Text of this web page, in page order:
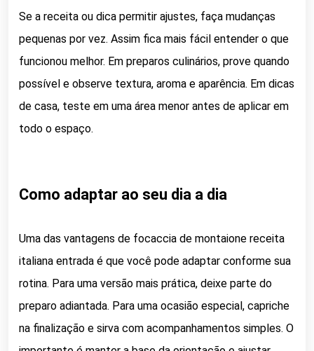
Se a receita ou dica permitir ajustes, faça mudanças
pequenas por vez. Assim fica mais fácil entender o que
funcionou melhor. Em preparos culinários, prove quando
possível e observe textura, aroma e aparência. Em dicas
de casa, teste em uma área menor antes de aplicar em
todo o espaço.
Como adaptar ao seu dia a dia
Uma das vantagens de focaccia de montaione receita
italiana entrada é que você pode adaptar conforme sua
rotina. Para uma versão mais prática, deixe parte do
preparo adiantada. Para uma ocasião especial, capriche
na finalização e sirva com acompanhamentos simples. O